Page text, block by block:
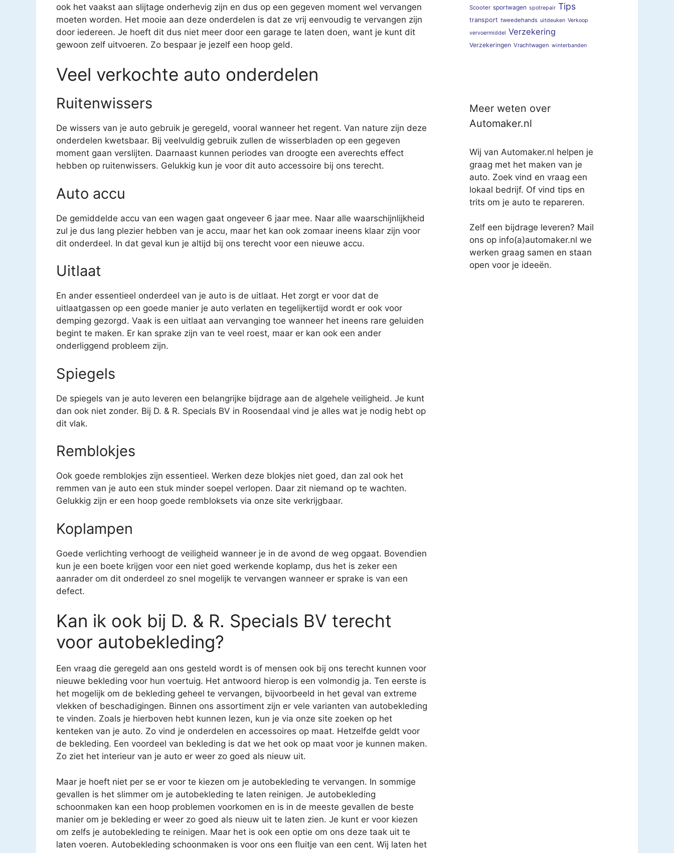
ook het vaakst aan slijtage onderhevig zijn en dus op een gegeven moment wel vervangen
moeten worden. Het mooie aan deze onderdelen is dat ze vrij eenvoudig te vervangen zijn
door iedereen. Je hoeft dit dus niet meer door een garage te laten doen, want je kunt dit
gewoon zelf uitvoeren. Zo bespaar je jezelf een hoop geld.
Veel verkochte auto onderdelen
Ruitenwissers
De wissers van je auto gebruik je geregeld, vooral wanneer het regent. Van nature zijn deze
onderdelen kwetsbaar. Bij veelvuldig gebruik zullen de wisserbladen op een gegeven
moment gaan verslijten. Daarnaast kunnen periodes van droogte een averechts effect
hebben op ruitenwissers. Gelukkig kun je voor dit auto accessoire bij ons terecht.
Auto accu
De gemiddelde accu van een wagen gaat ongeveer 6 jaar mee. Naar alle waarschijnlijkheid
zul je dus lang plezier hebben van je accu, maar het kan ook zomaar ineens klaar zijn voor
dit onderdeel. In dat geval kun je altijd bij ons terecht voor een nieuwe accu.
Uitlaat
En ander essentieel onderdeel van je auto is de uitlaat. Het zorgt er voor dat de
uitlaatgassen op een goede manier je auto verlaten en tegelijkertijd wordt er ook voor
demping gezorgd. Vaak is een uitlaat aan vervanging toe wanneer het ineens rare geluiden
begint te maken. Er kan sprake zijn van te veel roest, maar er kan ook een ander
onderliggend probleem zijn.
Spiegels
De spiegels van je auto leveren een belangrijke bijdrage aan de algehele veiligheid. Je kunt
dan ook niet zonder. Bij D. & R. Specials BV in Roosendaal vind je alles wat je nodig hebt op
dit vlak.
Remblokjes
Ook goede remblokjes zijn essentieel. Werken deze blokjes niet goed, dan zal ook het
remmen van je auto een stuk minder soepel verlopen. Daar zit niemand op te wachten.
Gelukkig zijn er een hoop goede rembloksets via onze site verkrijgbaar.
Koplampen
Goede verlichting verhoogt de veiligheid wanneer je in de avond de weg opgaat. Bovendien
kun je een boete krijgen voor een niet goed werkende koplamp, dus het is zeker een
aanrader om dit onderdeel zo snel mogelijk te vervangen wanneer er sprake is van een
defect.
Kan ik ook bij D. & R. Specials BV terecht
voor autobekleding?
Een vraag die geregeld aan ons gesteld wordt is of mensen ook bij ons terecht kunnen voor
nieuwe bekleding voor hun voertuig. Het antwoord hierop is een volmondig ja. Ten eerste is
het mogelijk om de bekleding geheel te vervangen, bijvoorbeeld in het geval van extreme
vlekken of beschadigingen. Binnen ons assortiment zijn er vele varianten van autobekleding
te vinden. Zoals je hierboven hebt kunnen lezen, kun je via onze site zoeken op het
kenteken van je auto. Zo vind je onderdelen en accessoires op maat. Hetzelfde geldt voor
de bekleding. Een voordeel van bekleding is dat we het ook op maat voor je kunnen maken.
Zo ziet het interieur van je auto er weer zo goed als nieuw uit.
Maar je hoeft niet per se er voor te kiezen om je autobekleding te vervangen. In sommige
gevallen is het slimmer om je autobekleding te laten reinigen. Je autobekleding
schoonmaken kan een hoop problemen voorkomen en is in de meeste gevallen de beste
manier om je bekleding er weer zo goed als nieuw uit te laten zien. Je kunt er voor kiezen
om zelfs je autobekleding te reinigen. Maar het is ook een optie om ons deze taak uit te
laten voeren. Autobekleding schoonmaken is voor ons een fluitje van een cent. Wij laten het
Scooter sportwagen spotrepair Tips
transport tweedehands uitdeuken Verkoop
vervoermiddel Verzekering
Verzekeringen Vrachtwagen winterbanden
Meer weten over
Automaker.nl
Wij van Automaker.nl helpen je
graag met het maken van je
auto. Zoek vind en vraag een
lokaal bedrijf. Of vind tips en
trits om je auto te repareren.
Zelf een bijdrage leveren? Mail
ons op info(a)automaker.nl we
werken graag samen en staan
open voor je ideeën.